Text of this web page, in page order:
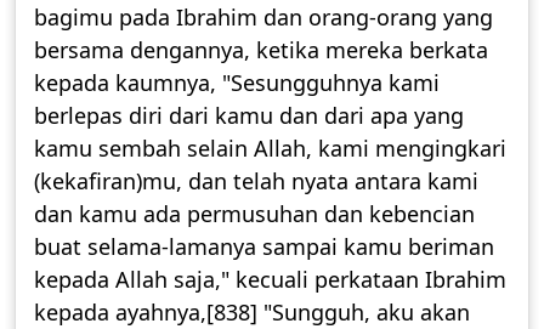
bagimu pada Ibrahim dan orang-orang yang
bersama dengannya, ketika mereka berkata
kepada kaumnya, "Sesungguhnya kami
berlepas diri dari kamu dan dari apa yang
kamu sembah selain Allah, kami mengingkari
(kekafiran)mu, dan telah nyata antara kami
dan kamu ada permusuhan dan kebencian
buat selama-lamanya sampai kamu beriman
kepada Allah saja," kecuali perkataan Ibrahim
kepada ayahnya,[838] "Sungguh, aku akan